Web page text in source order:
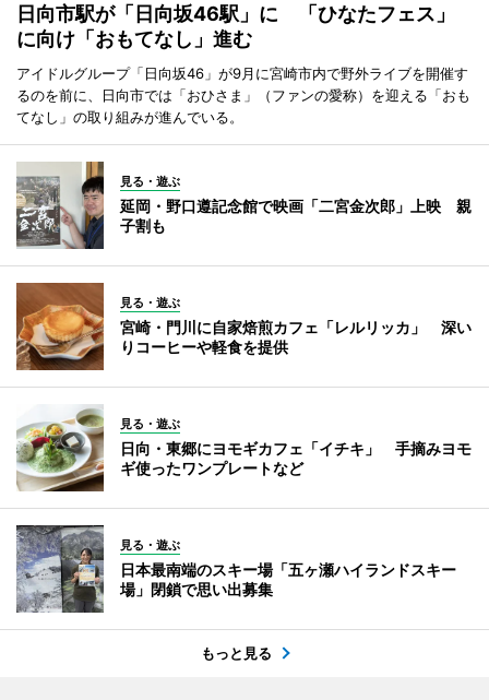
日向市駅が「日向坂46駅」に 「ひなたフェス」
に向け「おもてなし」進む
アイドルグループ「日向坂46」が9月に宮崎市内で野外ライブを開催す
るのを前に、日向市では「おひさま」（ファンの愛称）を迎える「おも
てなし」の取り組みが進んでいる。
見る・遊ぶ
延岡・野口遵記念館で映画「二宮金次郎」上映 親
子割も
見る・遊ぶ
宮崎・門川に自家焙煎カフェ「レルリッカ」 深い
りコーヒーや軽食を提供
見る・遊ぶ
日向・東郷にヨモギカフェ「イチキ」 手摘みヨモ
ギ使ったワンプレートなど
見る・遊ぶ
日本最南端のスキー場「五ヶ瀬ハイランドスキー
場」閉鎖で思い出募集
もっと見る